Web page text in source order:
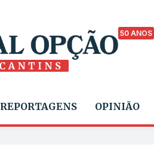
50 ANOS
REPORTAGENS OPINIÃO